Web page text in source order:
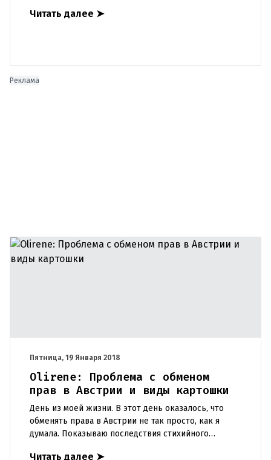
v=7HTRqZyhC_w
Читать далее ➤
Реклама
Пятница, 19 Января 2018
Olirene: Проблема с обменом
прав в Австрии и виды картошки
День из моей жизни. В этот день оказалось, что
обменять права в Австрии не так просто, как я
думала. Показываю последствия стихийного
Читать далее ➤